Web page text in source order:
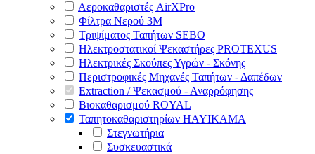
Αεροκαθαριστές AirXPro
Φίλτρα Νερού 3M
Τριψίματος Ταπήτων SEBO
Ηλεκτροστατικοί Ψεκαστήρες PROTEXUS
Ηλεκτρικές Σκούπες Υγρών - Σκόνης
Περιστροφικές Μηχανές Ταπήτων - Δαπέδων
Extraction / Ψεκασμού - Αναρρόφησης
Βιοκαθαρισμού ROYAL
Ταπητοκαθαριστηρίων HAYIKAMA
Στεγνωτήρια
Συσκευαστικά